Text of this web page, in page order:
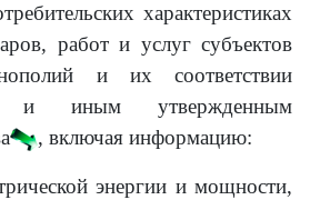
характеристиках
работ и услуг субъектов
и их соответствии
и иным утвержденным
, включая информацию:
энергии и мощности,